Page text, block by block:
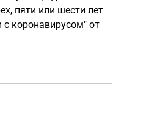
пяти или шести лет
с коронавирусом" от